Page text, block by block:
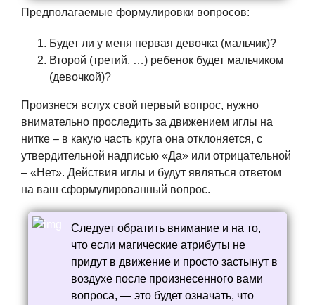
Предполагаемые формулировки вопросов:
Будет ли у меня первая девочка (мальчик)?
Второй (третий, …) ребенок будет мальчиком
(девочкой)?
Произнеся вслух свой первый вопрос, нужно
внимательно проследить за движением иглы на
нитке – в какую часть круга она отклоняется, с
утвердительной надписью «Да» или отрицательной
– «Нет». Действия иглы и будут являться ответом
на ваш сформулированный вопрос.
Следует обратить внимание и на то,
что если магические атрибуты не
придут в движение и просто застынут в
воздухе после произнесенного вами
вопроса, — это будет означать, что